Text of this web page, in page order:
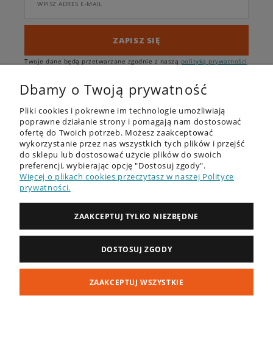
ZAPISZ SIĘ
Twoje dane będą przetwarzane zgodnie z naszą polityką prywatności
OFERTA
DESKI SUP - RECENZJE
ZAKUPY
Dbamy o Twoją prywatność
Pliki cookies i pokrewne im technologie umożliwiają
poprawne działanie strony i pomagają nam dostosować
ofertę do Twoich potrzeb. Możesz zaakceptować
wykorzystanie przez nas wszystkich tych plików i przejść
do sklepu lub dostosować użycie plików do swoich
preferencji, wybierając opcję "Dostosuj zgody".
Więcej o plikach cookies przeczytasz w naszej Polityce
prywatności.
ZAAKCEPTUJ TYLKO NIEZBĘDNE
DOSTOSUJ ZGODY
ZAAKCEPTUJ WSZYSTKIE